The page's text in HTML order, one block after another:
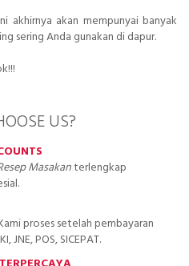
akhirnya akan mempunyai banyak
sering Anda gunakan di dapur.
US?
Masakanterlengkap
proses setelah pembayaran
JNE, POS, SICEPAT.